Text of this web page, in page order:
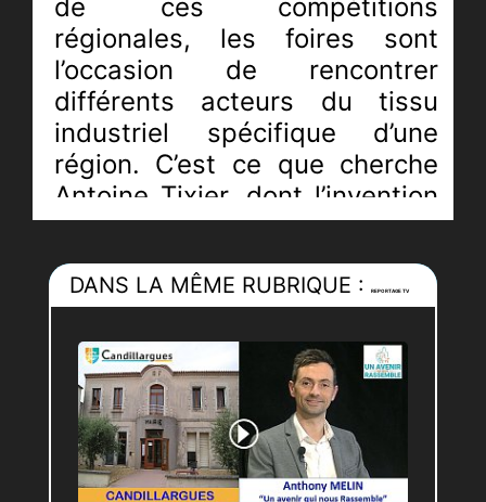
de ces compétitions
régionales, les foires sont
l’occasion de rencontrer
différents acteurs du tissu
industriel spécifique d’une
région. C’est ce que cherche
Antoine Tixier, dont l’invention
présentée à Montpellier, lui a
déjà valu la médaille d’or au
Concours Lépine Européen de
l’origine du coussin nommé
"Viktor" poursuit l’objectif de
réduire le fossé numérique qui
s’est creusé entre le public
sénior et la génération des
DANS LA MÊME RUBRIQUE :REPORTAGE TV